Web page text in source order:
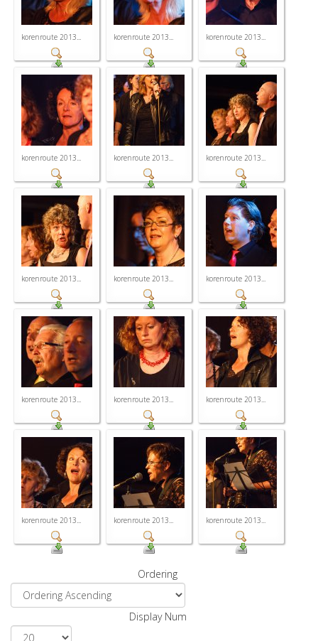
korenroute 2013... korenroute 2013... korenroute 2013...
korenroute 2013... korenroute 2013... korenroute 2013...
korenroute 2013... korenroute 2013... korenroute 2013...
korenroute 2013... korenroute 2013... korenroute 2013...
korenroute 2013... korenroute 2013... korenroute 2013...
Ordering
Display Num